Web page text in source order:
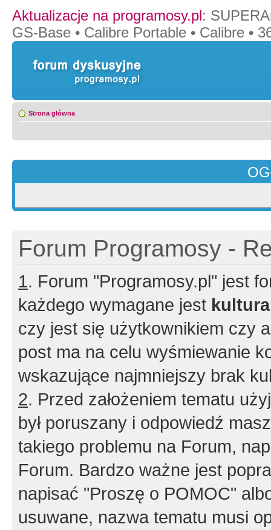
Aktualizacje na programosy.pl:
GS-Base • Calibre Portable • Calibre •
Strona główna
Forum Programosy -
1. Forum "Programosy.pl" jest
każdego wymagane jest
czy jest się użytkownikiem czy
post ma na celu wyśmiewanie
wskazujące najmniejszy brak
2. Przed założeniem tematu
był poruszany i odpowiedź
takiego problemu na Forum,
Forum. Bardzo ważne jest
napisać "Proszę o POMOC"
usuwane, nazwa tematu musi